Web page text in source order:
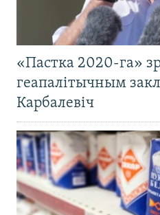
«Пастка 2020-га»
геапалітычным
Карбалевіч